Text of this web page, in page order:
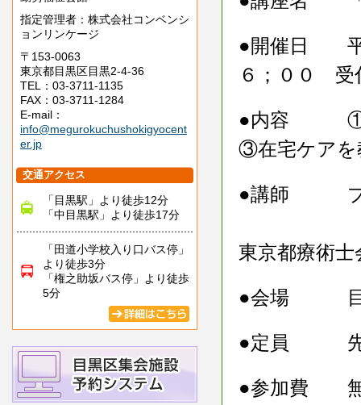
指定管理者：株式会社コンベンシ
ョンリンケージ
〒153-0063
東京都目黒区目黒2-4-36
TEL：03-3711-1135
FAX：03-3711-1284
E-mail：
info@megurokuchushokigyocent
er.jp
交通アクセス
「目黒駅」より徒歩12分
「中目黒駅」より徒歩17分
「田道小学校入り口バス停」
より徒歩3分
「権之助坂バス停」より徒歩
5分
●開催日 平
６；００
●内容 ①
③在宅ケア
●講師 プ
東京都療術
●会場 目黒
●定員 先
●参加費